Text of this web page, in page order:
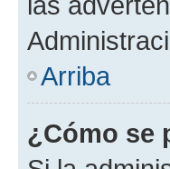
Arriba
¿Cómo se